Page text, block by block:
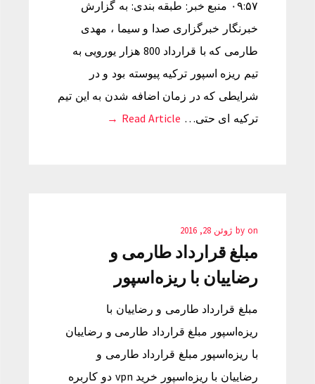
۰۹:۵۷ منبع خبر: طبقه بندی: به گزارش
خبرنگار خبرگزاری صدا و سیما ، مهدی
طارمی که با قرارداد 800 هزار یورویی به
تیم ریزه اسپور ترکیه پیوسته بود و در
شرایطی که در زمان اضافه شدن به این تیم
ترکیه ای حتی… Read Article →
by on ژوئن 28, 2016
مبلغ قرارداد طارمی و
رضاییان با ریزه‌اسپور
مبلغ قرارداد طارمی و رضاییان با
ریزه‌اسپور مبلغ قرارداد طارمی و رضاییان
با ریزه‌اسپور مبلغ قرارداد طارمی و
رضاییان با ریزه‌اسپور خرید vpn دو کاربره